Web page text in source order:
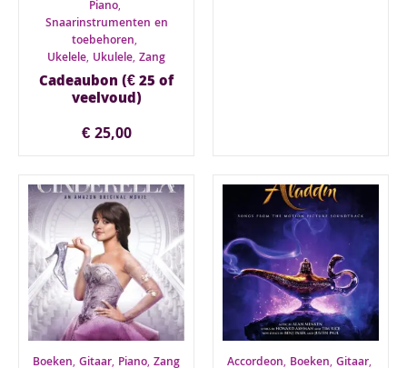
Piano,
Snaarinstrumenten en
toebehoren,
Ukelele, Ukulele, Zang
Cadeaubon (€ 25 of
veelvoud)
€25,00
Boeken, Gitaar, Piano, Zang Accordeon, Boeken, Gitaar,